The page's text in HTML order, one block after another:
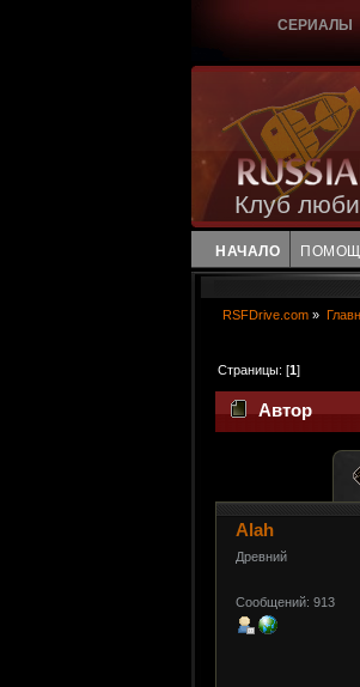
СЕРИАЛЫ
Клуб
НАЧАЛО
RSFDrive.com »
Страницы: [1]
Автор
Alah
Древний
Сообщений: 913